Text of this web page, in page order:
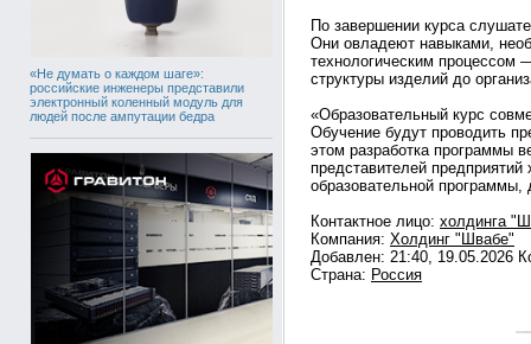
«Не думать о каждом шаге»:
российские инженеры представили
электронный коленный модуль для
людей после ампутации бедра
По завершении курса
Они овладеют навыками,
технологическим процессом
структуры изделий до
«Образовательный курс
Обучение будут проводить
этом разработка программы
представителей
образовательной
Контактное лицо: холдинга
Компания: Холдинг "Швабе"
Добавлен: 21:40, 19.05.2026
Страна: Россия